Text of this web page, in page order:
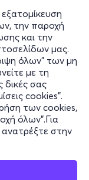
την παροχή
και την
μας.
όλων" των μη
με τη
δικές σας
cookies".
των cookies,
όλων".Για
ανατρέξτε στην